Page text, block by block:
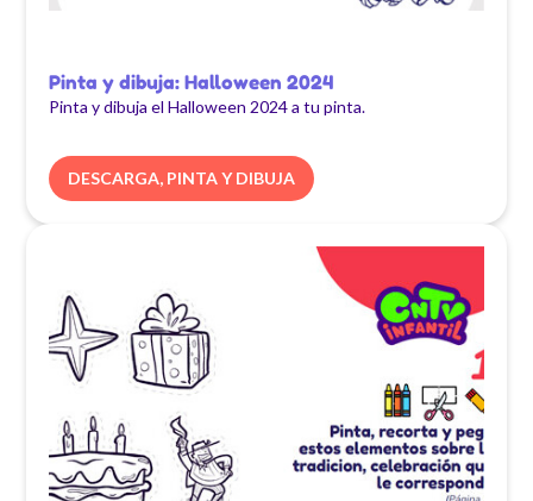
Pinta y dibuja: Halloween 2024
Pinta y dibuja el Halloween 2024 a tu pinta.
DESCARGA, PINTA Y DIBUJA